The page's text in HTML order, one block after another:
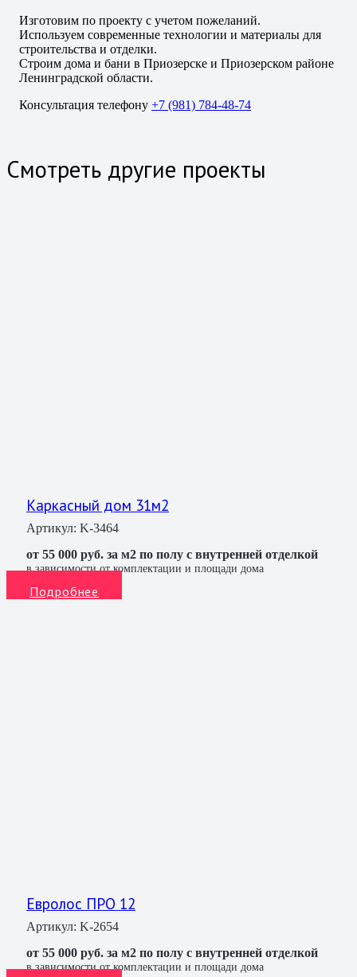
Изготовим по проекту с учетом пожеланий.
Используем современные технологии и материалы для
строительства и отделки.
Строим дома и бани в Приозерске и Приозерском районе
Ленинградской области.
Консультация телефону +7 (981) 784-48-74
Смотреть другие проекты
Каркасный дом 31м2
Артикул: K-3464
от 55 000 руб. за м2 по полу с внутренней отделкой
в зависимости от комплектации и площади дома
Подробнее
Евролос ПРО 12
Артикул: K-2654
от 55 000 руб. за м2 по полу с внутренней отделкой
в зависимости от комплектации и площади дома